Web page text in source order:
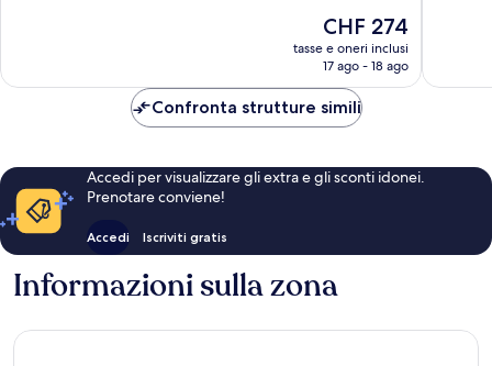
Il
prezzo
attuale
CHF 274
CHF 274
tasse e oneri inclusi
17 ago - 18 ago
Confronta strutture simili
Accedi per visualizzare gli extra e gli sconti idonei.
Prenotare conviene!
Accedi Iscriviti gratis
Informazioni sulla zona